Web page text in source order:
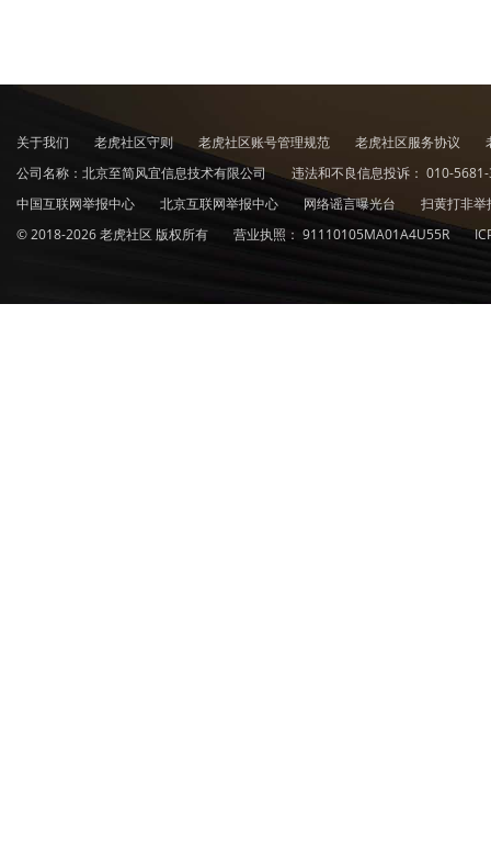
关于我们 老虎社区守则 老虎社区账号管理规范 老虎社区服务协议
公司名称：北京至简风宜信息技术有限公司
违法和不良信息投诉： 010-
中国互联网举报中心
北京互联网举报中心 网络谣言曝光台
扫黄打非
© 2018-2026 老虎社区 版权所有
营业执照： 91110105MA01A4U55R